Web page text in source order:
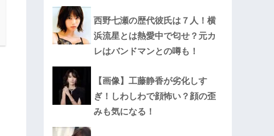
西野七瀬の歴代彼氏は７人！横
浜流星とは熱愛中で匂せ？元カ
レはバンドマンとの噂も！
【画像】工藤静香が劣化しす
ぎ！しわしわで顔怖い？顔の歪
みも気になる！